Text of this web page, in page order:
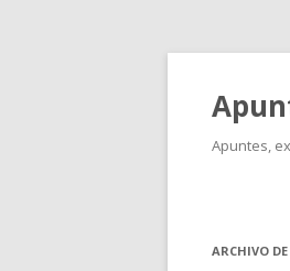
Apuntes,
ARCHIVO